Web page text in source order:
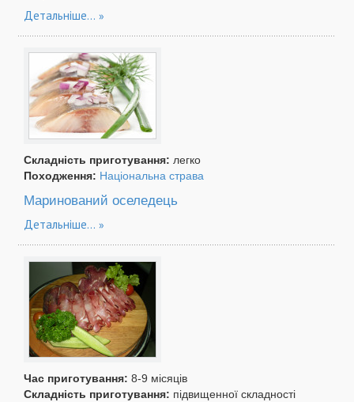
Детальніше...
Складність приготування: легко
Походження: Національна страва
Маринований оселедець
Детальніше...
Час приготування: 8-9 місяців
Складність приготування: підвищенної складності